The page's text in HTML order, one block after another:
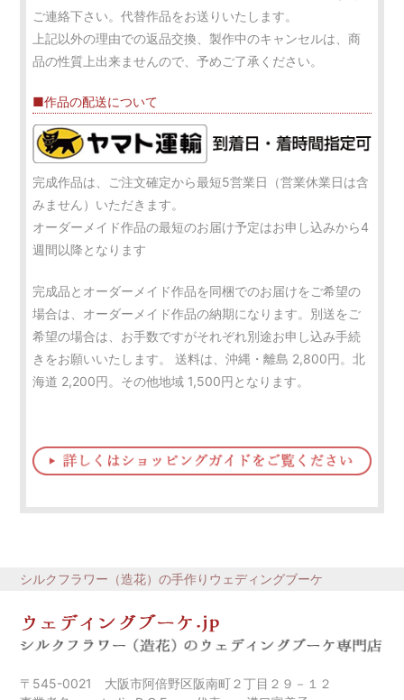
ご連絡下さい。代替作品をお送りいたします。
上記以外の理由での返品交換、製作中のキャンセルは、商
品の性質上出来ませんので、予めご了承ください。
■作品の配送について
完成作品は、ご注文確定から最短5営業日（営業休業日は含
みません）いただきます。
オーダーメイド作品の最短のお届け予定はお申し込みから4
週間以降となります
完成品とオーダーメイド作品を同梱でのお届けをご希望の
場合は、オーダーメイド作品の納期になります。別送をご
希望の場合は、お手数ですがそれぞれ別途お申し込み手続
きをお願いいたします。 送料は、沖縄・離島 2,800円。北
海道 2,200円。その他地域 1,500円となります。
シルクフラワー（造花）の手作りウェディングブーケ
〒545-0021 大阪市阿倍野区阪南町２丁目２９－１２